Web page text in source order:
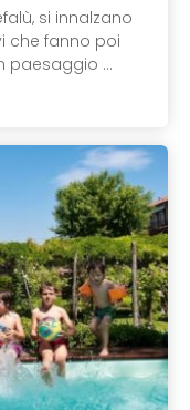
si innalzano
che fanno poi
paesaggio ...